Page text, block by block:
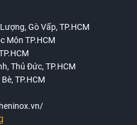
Gò Vấp, TP.HCM
Môn TP.HCM
Thủ Đức, TP.HCM
TP.HCM